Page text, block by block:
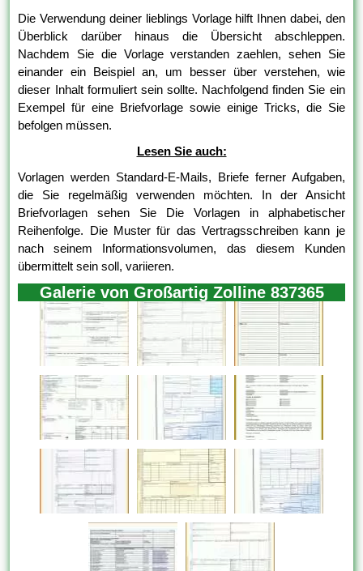
Die Verwendung deiner lieblings Vorlage hilft Ihnen dabei, den
Überblick darüber hinaus die Übersicht abschleppen.
Nachdem Sie die Vorlage verstanden zaehlen, sehen Sie
einander ein Beispiel an, um besser über verstehen, wie
dieser Inhalt formuliert sein sollte. Nachfolgend finden Sie ein
Exempel für eine Briefvorlage sowie einige Tricks, die Sie
befolgen müssen.
Lesen Sie auch:
Vorlagen werden Standard-E-Mails, Briefe ferner Aufgaben,
die Sie regelmäßig verwenden möchten. In der Ansicht
Briefvorlagen sehen Sie Die Vorlagen in alphabetischer
Reihenfolge. Die Muster für das Vertragsschreiben kann je
nach seinem Informationsvolumen, das diesem Kunden
übermittelt sein soll, variieren.
Galerie von Großartig Zolline 837365